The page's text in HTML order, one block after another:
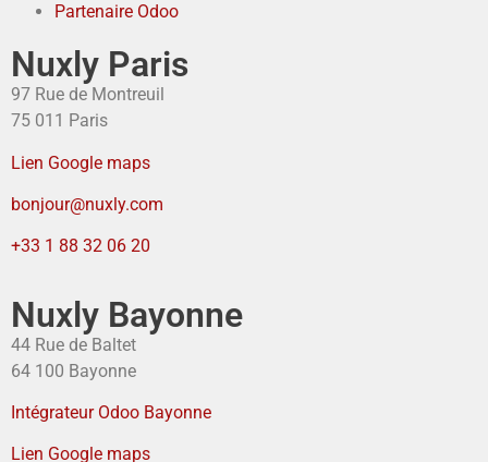
Partenaire Odoo
Nuxly Paris
97 Rue de Montreuil
75 011 Paris
Lien Google maps
bonjour@nuxly.com
+33 1 88 32 06 20
Nuxly Bayonne
44 Rue de Baltet
64 100 Bayonne
Intégrateur Odoo Bayonne
Lien Google maps